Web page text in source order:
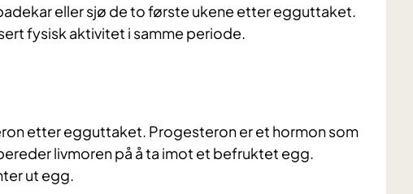
eller sjø de to første ukene etter egguttaket.
fysisk aktivitet i samme periode.
etter egguttaket. Progesteron er et hormon som
livmoren på å ta imot et befruktet egg.
ut egg.